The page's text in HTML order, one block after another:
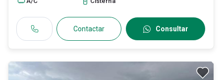
Contactar Consultar